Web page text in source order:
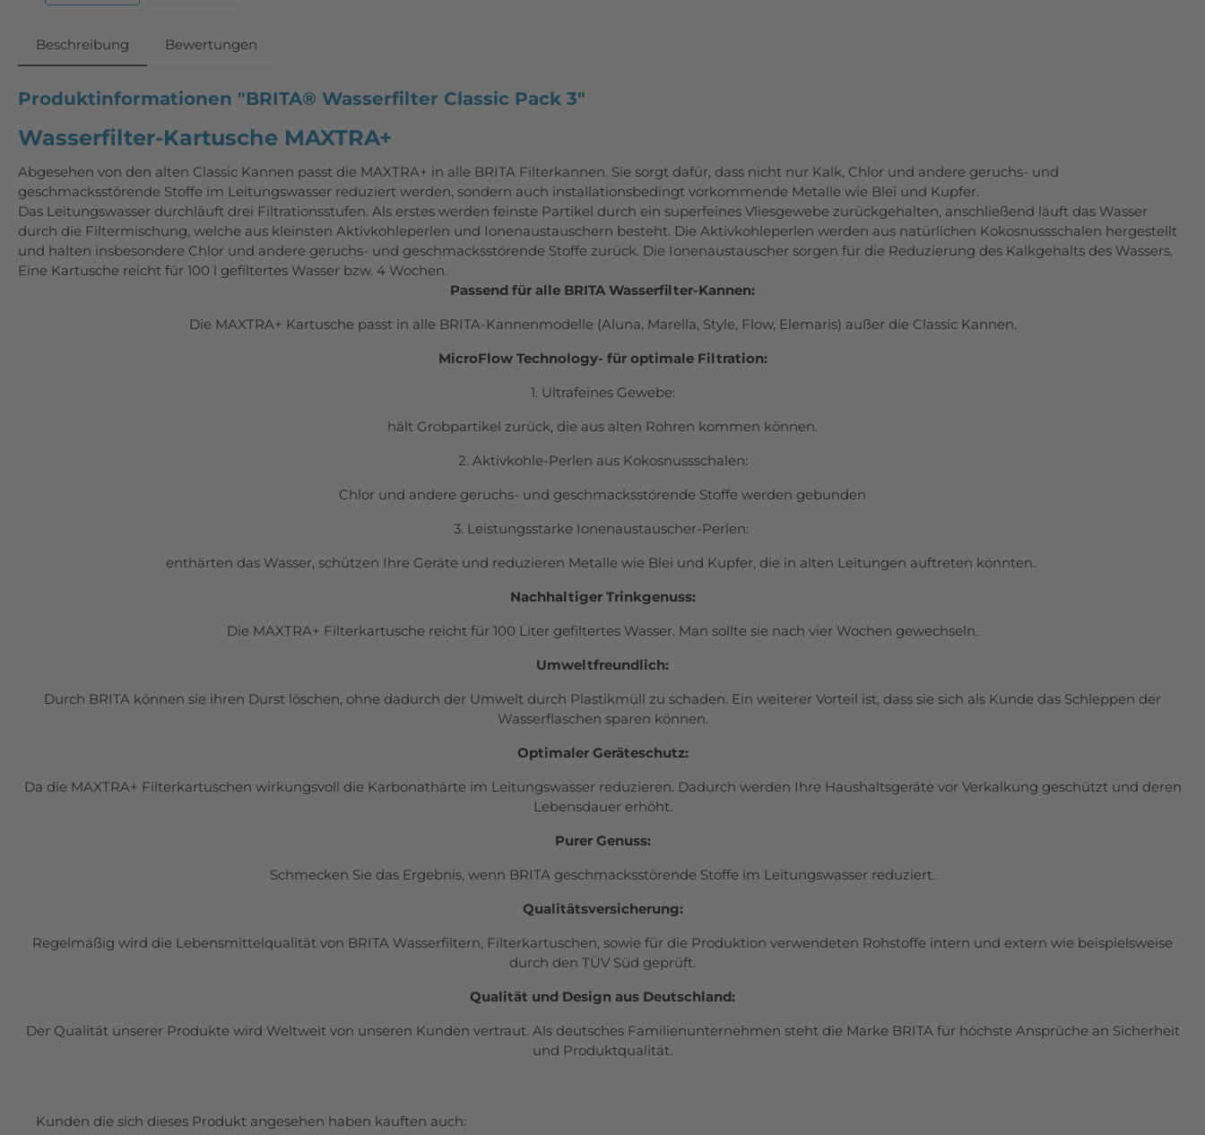
Beschreibung Bewertungen
Produktinformationen "BRITA® Wasserfilter Classic Pack 3"
Wasserfilter-Kartusche MAXTRA+
Abgesehen von den alten Classic Kannen passt die MAXTRA+ in alle BRITA Filterkannen. Sie sorgt dafür, dass nicht nur Kalk, Chlor und andere geruchs- und
geschmacksstörende Stoffe im Leitungswasser reduziert werden, sondern auch installationsbedingt vorkommende Metalle wie Blei und Kupfer.
Das Leitungswasser durchläuft drei Filtrationsstufen. Als erstes werden feinste Partikel durch ein superfeines Vliesgewebe zurückgehalten, anschließend läuft das Wasser
durch die Filtermischung, welche aus kleinsten Aktivkohleperlen und Ionenaustauschern besteht. Die Aktivkohleperlen werden aus natürlichen Kokosnussschalen hergestellt
und halten insbesondere Chlor und andere geruchs- und geschmacksstörende Stoffe zurück. Die Ionenaustauscher sorgen für die Reduzierung des Kalkgehalts des Wassers.
Eine Kartusche reicht für 100 l gefiltertes Wasser bzw. 4 Wochen.
Passend für alle BRITA Wasserfilter-Kannen:
Die MAXTRA+ Kartusche passt in alle BRITA-Kannenmodelle (Aluna, Marella, Style, Flow, Elemaris) außer die Classic Kannen.
MicroFlow Technology- für optimale Filtration:
1. Ultrafeines Gewebe:
hält Grobpartikel zurück, die aus alten Rohren kommen können.
2. Aktivkohle-Perlen aus Kokosnussschalen:
Chlor und andere geruchs- und geschmacksstörende Stoffe werden gebunden
3. Leistungsstarke Ionenaustauscher-Perlen:
enthärten das Wasser, schützen Ihre Geräte und reduzieren Metalle wie Blei und Kupfer, die in alten Leitungen auftreten könnten.
Nachhaltiger Trinkgenuss:
Die MAXTRA+ Filterkartusche reicht für 100 Liter gefiltertes Wasser. Man sollte sie nach vier Wochen gewechseln.
Umweltfreundlich:
Durch BRITA können sie ihren Durst löschen, ohne dadurch der Umwelt durch Plastikmüll zu schaden. Ein weiterer Vorteil ist, dass sie sich als Kunde das Schleppen der
Wasserflaschen sparen können.
Optimaler Geräteschutz:
Da die MAXTRA+ Filterkartuschen wirkungsvoll die Karbonathärte im Leitungswasser reduzieren. Dadurch werden Ihre Haushaltsgeräte vor Verkalkung geschützt und deren
Lebensdauer erhöht.
Purer Genuss:
Schmecken Sie das Ergebnis, wenn BRITA geschmacksstörende Stoffe im Leitungswasser reduziert.
Qualitätsversicherung:
Regelmäßig wird die Lebensmittelqualität von BRITA Wasserfiltern, Filterkartuschen, sowie für die Produktion verwendeten Rohstoffe intern und extern wie beispielsweise
durch den TÜV Süd geprüft.
Qualität und Design aus Deutschland:
Der Qualität unserer Produkte wird Weltweit von unseren Kunden vertraut. Als deutsches Familienunternehmen steht die Marke BRITA für höchste Ansprüche an Sicherheit
und Produktqualität.
Kunden die sich dieses Produkt angesehen haben kauften auch: